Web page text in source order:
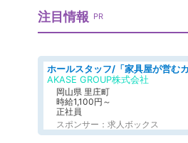
注目情報 PR
AKASE GROUP株式会社
岡山県 里庄町
時給1,100円～
正社員
スポンサー：求人ボックス